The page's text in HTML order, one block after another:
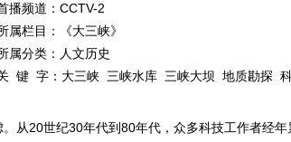
播频道： CCTV-2
属栏目：
《大三峡》
属分类：人文历史
键 字： 大三峡 三峡水库 三峡大坝 地质勘探
从20世纪30年代到80年代，众多科技工作者经年